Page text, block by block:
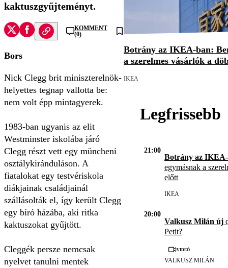
kaktuszgyűjteményt.
KOMMENT
(0)
Bors
Nick Clegg brit miniszterelnök-
helyettes tegnap vallotta be:
nem volt épp mintagyerek.
1983-ban ugyanis az elit
Westminster iskolába járó
Clegg részt vett egy müncheni
osztálykiránduláson. A
fiatalokat egy testvériskola
diákjainak családjainál
szállásolták el, így került Clegg
egy bíró házába, aki ritka
kaktuszokat gyűjtött.
Cleggék persze nemcsak
nyelvet tanulni mentek
Botrány az IKEA-ban:
a szerelmes vásárlók a
IKEA
Legfrissebb
21:00
Botrány az
egymásnak a
előtt
IKEA
20:00
Valkusz Milán új
Petit?
Videó
VALKUSZ MILÁN